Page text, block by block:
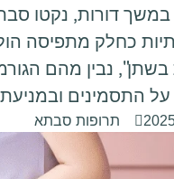
במשך דורות, נקטו
כחלק מתפיסה
נבין מהם
התסמינים ובמניעת
תרופות סבתא